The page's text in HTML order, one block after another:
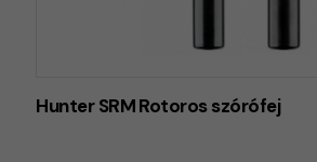
Hunter SRM Rotoros szórófej